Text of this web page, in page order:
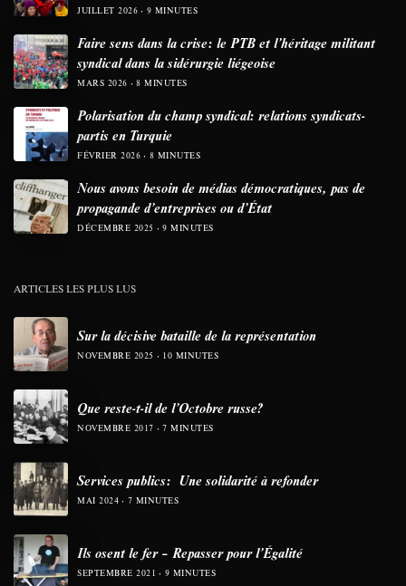
JUILLET 2026 9 MINUTES
Faire sens dans la crise: le PTB et l’héritage militant
syndical dans la sidérurgie liégeoise
MARS 2026 8 MINUTES
Polarisation du champ syndical: relations syndicats-
partis en Turquie
FÉVRIER 2026 8 MINUTES
Nous avons besoin de médias démocratiques, pas de
propagande d’entreprises ou d’État
DÉCEMBRE 2025 9 MINUTES
ARTICLES LES PLUS LUS
Sur la décisive bataille de la représentation
NOVEMBRE 2025 10 MINUTES
Que reste-t-il de l’Octobre russe?
NOVEMBRE 2017 7 MINUTES
Services publics: Une solidarité à refonder
MAI 2024 7 MINUTES
Ils osent le fer – Repasser pour l’Égalité
SEPTEMBRE 2021 9 MINUTES